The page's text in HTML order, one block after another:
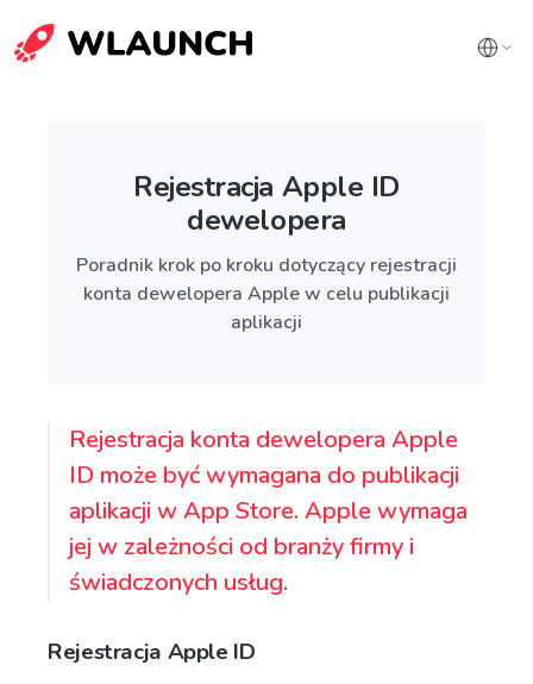
Rejestracja Apple ID
dewelopera
Poradnik krok po kroku dotyczący rejestracji
konta dewelopera Apple w celu publikacji
aplikacji
Rejestracja konta dewelopera Apple
ID może być wymagana do publikacji
aplikacji w App Store. Apple wymaga
jej w zależności od branży firmy i
świadczonych usług.
Rejestracja Apple ID